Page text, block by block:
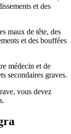
et des
maux de tête, des
et des bouffées
médecin et de
secondaires graves.
vous devez